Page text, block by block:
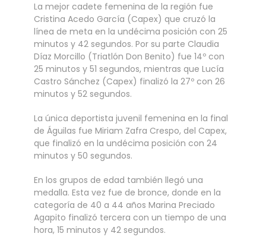
La mejor cadete femenina de la región fue
Cristina Acedo García (Capex) que cruzó la
línea de meta en la undécima posición con 25
minutos y 42 segundos. Por su parte Claudia
Díaz Morcillo (Triatlón Don Benito) fue 14º con
25 minutos y 51 segundos, mientras que Lucía
Castro Sánchez (Capex) finalizó la 27º con 26
minutos y 52 segundos.
La única deportista juvenil femenina en la final
de Águilas fue Miriam Zafra Crespo, del Capex,
que finalizó en la undécima posición con 24
minutos y 50 segundos.
En los grupos de edad también llegó una
medalla. Esta vez fue de bronce, donde en la
categoría de 40 a 44 años Marina Preciado
Agapito finalizó tercera con un tiempo de una
hora, 15 minutos y 42 segundos.